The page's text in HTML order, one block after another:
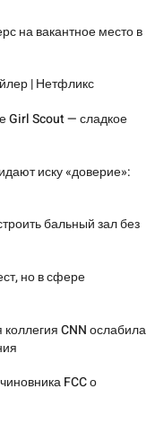
на вакантное место в
| Нетфликс
Girl Scout — сладкое
иску «доверие»:
бальный зал без
но в сфере
CNN ослабила
FCC о